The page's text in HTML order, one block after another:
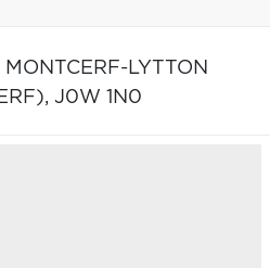
MONTCERF-LYTTON
J0W 1N0